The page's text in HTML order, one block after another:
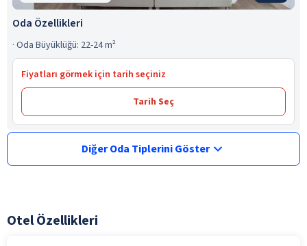
Oda Özellikleri
· Oda Büyüklüğü: 22-24 m²
Fiyatları görmek için tarih seçiniz
Tarih Seç
Diğer Oda Tiplerini Göster
Otel Özellikleri